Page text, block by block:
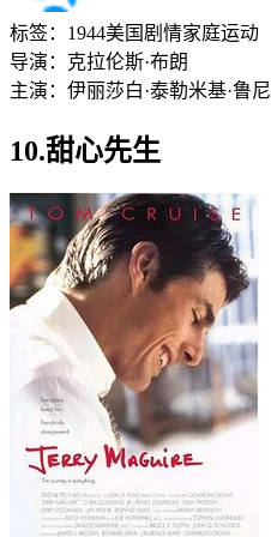
标签： 1944美国 剧情家庭运动
导演： 克拉伦斯·布朗
主演： 伊丽莎白·泰勒米基·鲁尼
10.甜心先生